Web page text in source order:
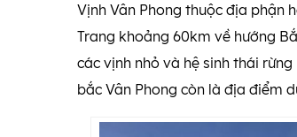
Vịnh Vân Phong thuộc địa phận
Trang khoảng 60km về hướng
các vịnh nhỏ và hệ sinh thái
bắc Vân Phong còn là địa điểm